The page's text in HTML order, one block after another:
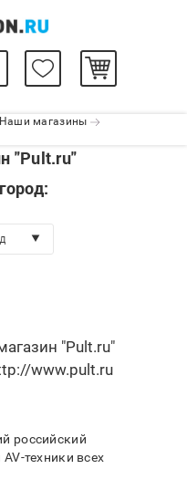
Наши магазины
"Pult.ru"
"Pult.ru"
www.pult.ru
российский
техники всех